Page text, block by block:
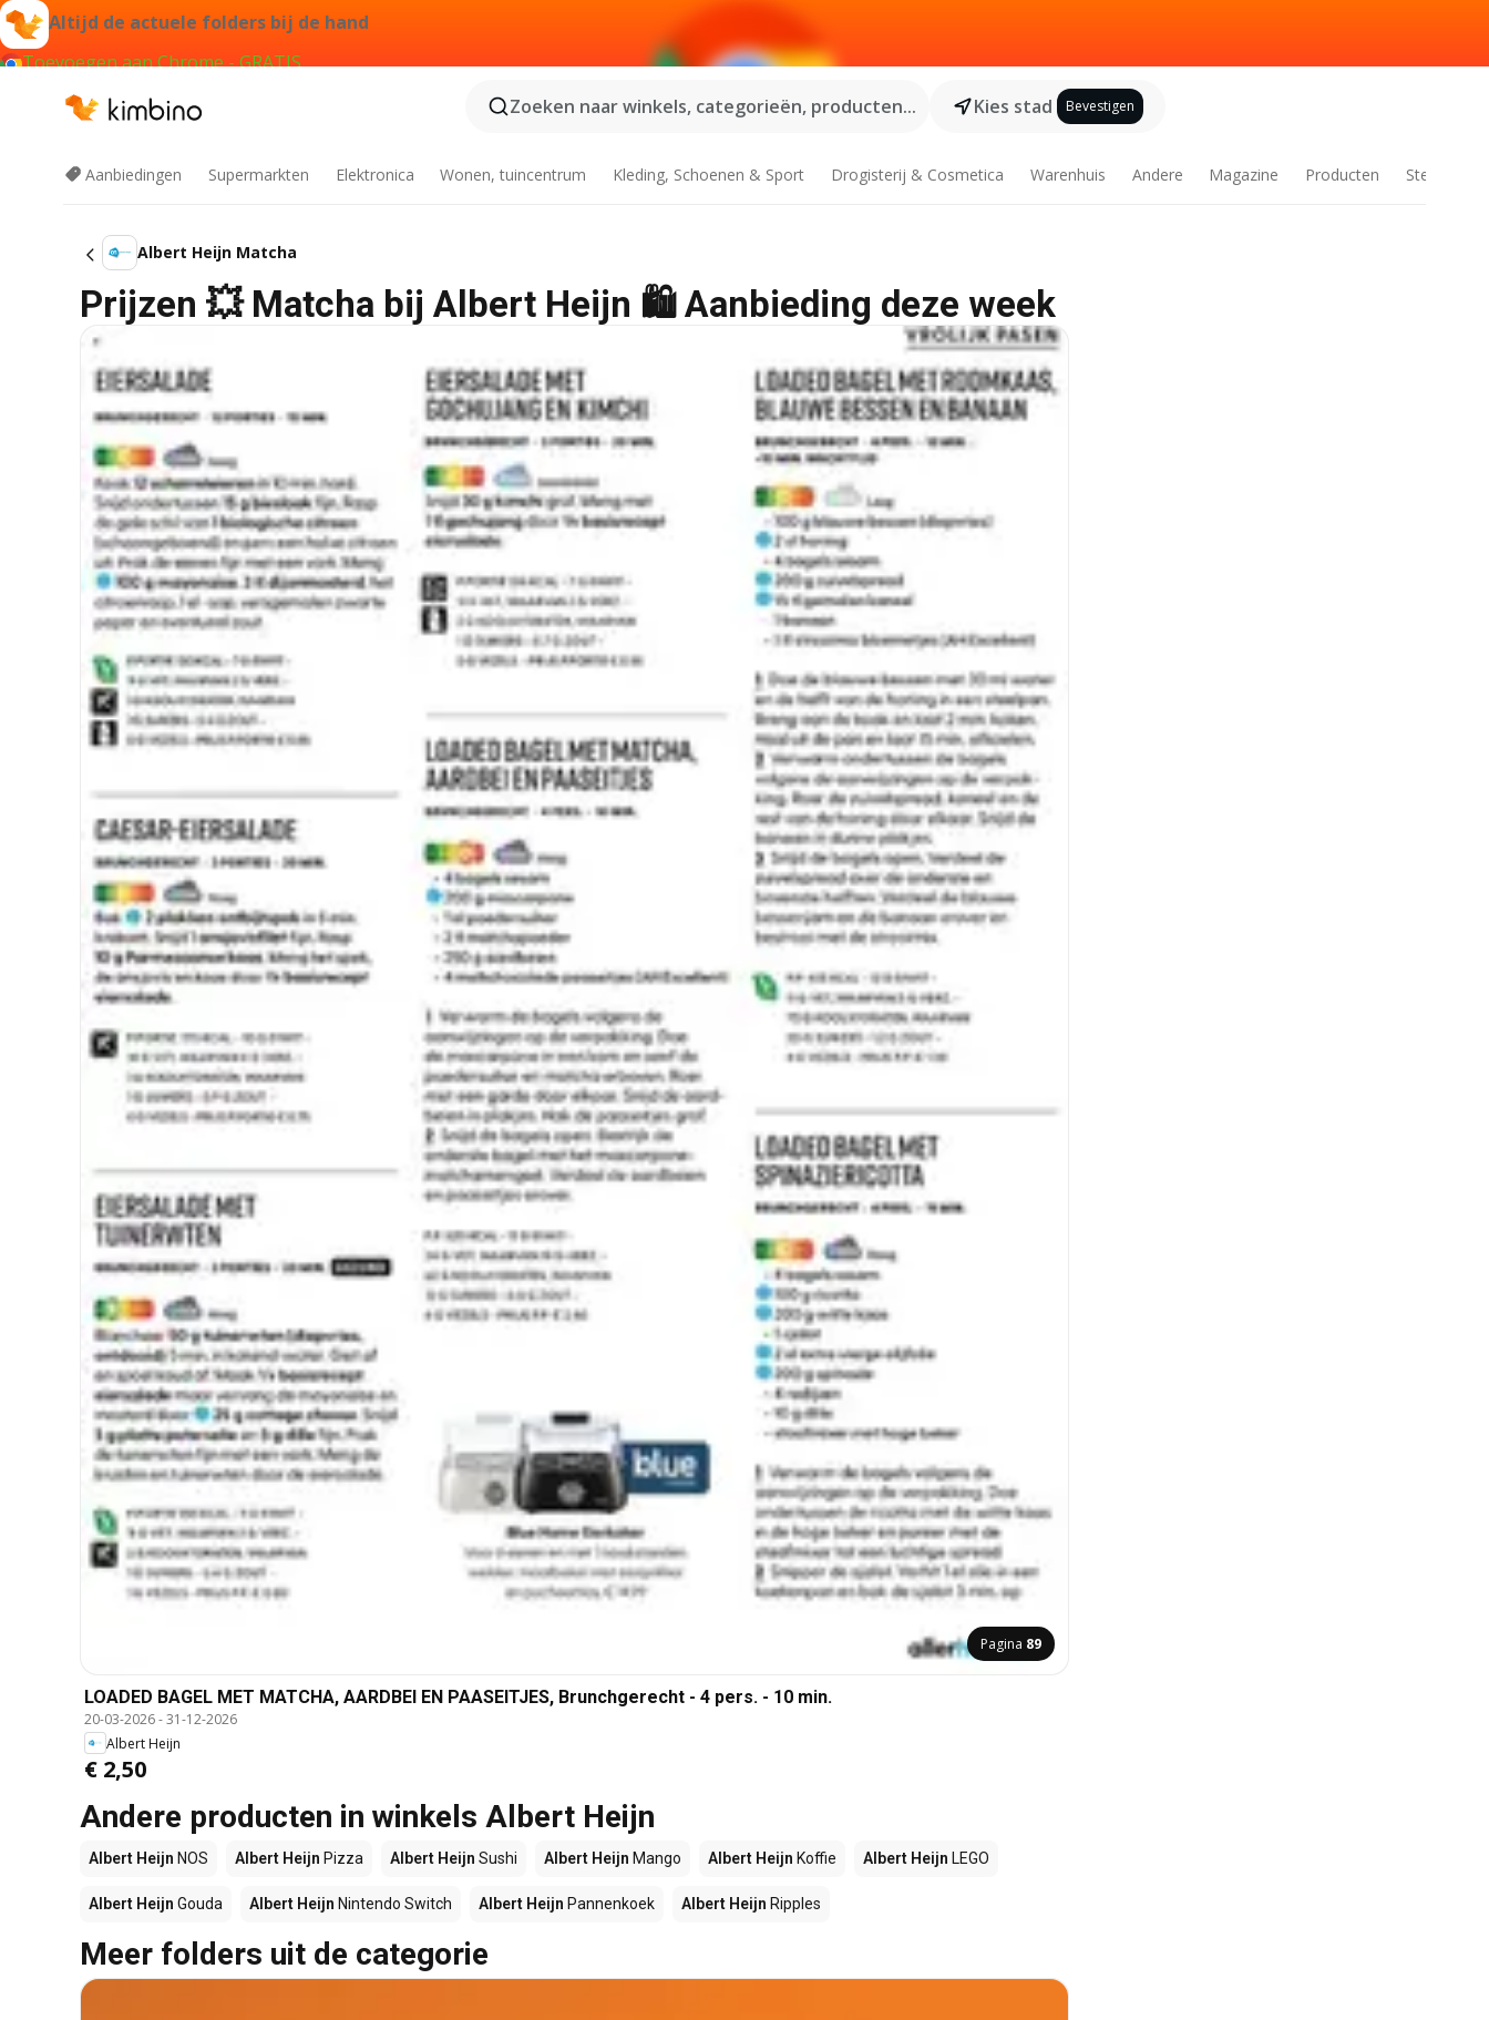
Altijd de actuele folders bij de hand
Toevoegen aan Chrome - GRATIS
Zoeken naar winkels, categorieën, producten...
Kies stad Bevestigen
Aanbiedingen Supermarkten Elektronica Wonen, tuincentrum Kleding, Schoenen & Sport Drogisterij & Cosmetica Warenhuis Andere Magazine Producten Steden
Albert Heijn Matcha
Prijzen 💥 Matcha bij Albert Heijn 🛍️ Aanbieding deze week
Pagina 89
LOADED BAGEL MET MATCHA, AARDBEI EN PAASEITJES, Brunchgerecht - 4 pers. - 10 min.
20-03-2026-31-12-2026
Albert Heijn
€ 2,50
Andere producten in winkels Albert Heijn
Albert Heijn NOS Albert Heijn Pizza Albert Heijn Sushi Albert Heijn Mango Albert Heijn Koffie Albert Heijn LEGO
Albert Heijn Gouda Albert Heijn Nintendo Switch Albert Heijn Pannenkoek Albert Heijn Ripples
Meer folders uit de categorie